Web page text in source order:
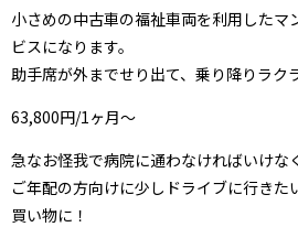
小さめの中古車の福祉車両を利用したマ
ビスになります。
助手席が外までせり出て、乗り降りラク
63,800円/1ヶ月～
急なお怪我で病院に通わなければいけな
ご年配の方向けに少しドライブに行きた
買い物に！